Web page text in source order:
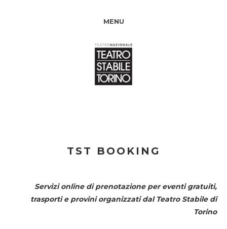
MENU
TST BOOKING
Servizi online di prenotazione per eventi gratuiti,
trasporti e provini organizzati dal Teatro Stabile di
Torino